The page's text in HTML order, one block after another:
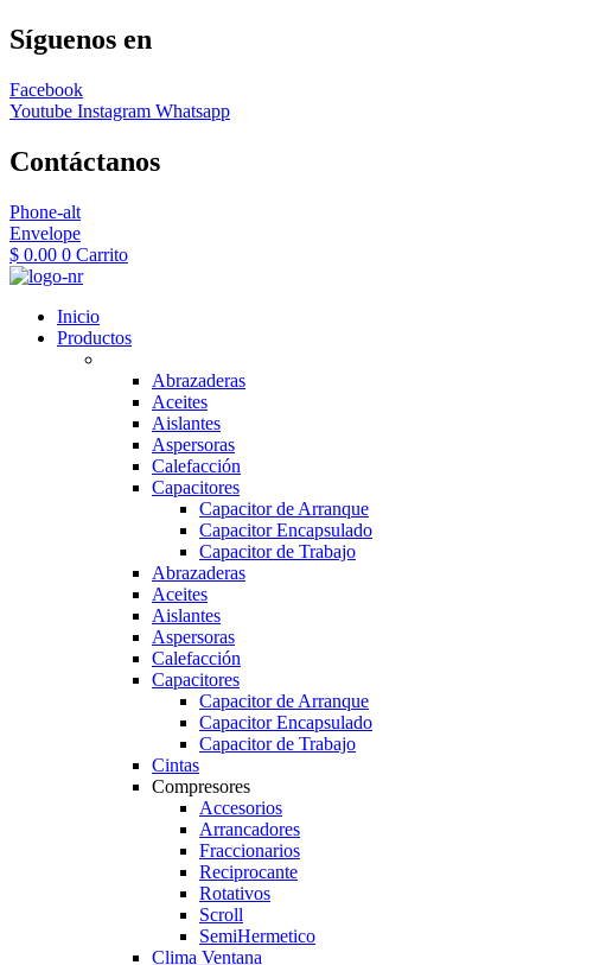
Síguenos en
Facebook
Youtube Instagram Whatsapp
Contáctanos
Phone-alt
Envelope
$ 0.00 0 Carrito
Inicio
Productos
Abrazaderas
Aceites
Aislantes
Aspersoras
Calefacción
Capacitores
Capacitor de Arranque
Capacitor Encapsulado
Capacitor de Trabajo
Abrazaderas
Aceites
Aislantes
Aspersoras
Calefacción
Capacitores
Capacitor de Arranque
Capacitor Encapsulado
Capacitor de Trabajo
Cintas
Compresores
Accesorios
Arrancadores
Fraccionarios
Reciprocante
Rotativos
Scroll
SemiHermetico
Clima Ventana